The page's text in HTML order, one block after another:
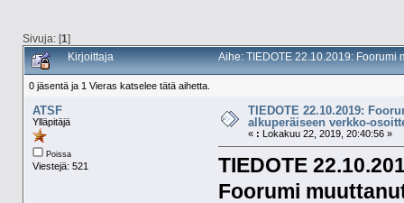
Sivuja: [1]
Kirjoittaja Aihe: TIEDOTE 22.10.2019:
0 jäsentä ja 1 Vieras katselee tätä aihetta.
ATSF
Ylläpitäjä
Poissa
Viestejä: 521
TIEDOTE 22.10.2019:
alkuperäiseen verkko-
« : Lokakuu 22, 2019, 20:40:56 »
TIEDOTE
Foorumi